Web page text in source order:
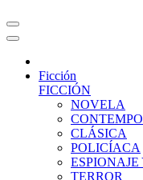
Ficción
FICCIÓN
NOVELA
CLÁSICA
POLICÍACA
ESPIONAJE
TERROR